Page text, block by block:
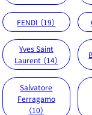
FENDI （19）
Yves Saint
Laurent （14）
Salvatore
Ferragamo
（10）